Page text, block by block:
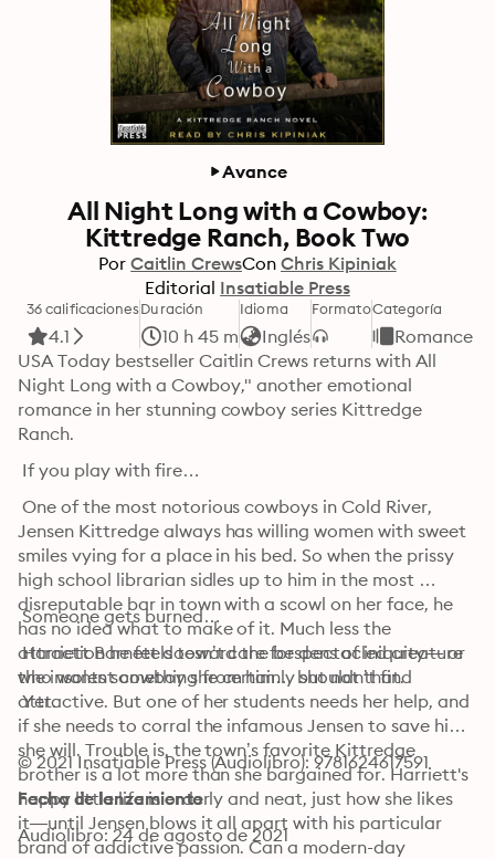
Avance
All Night Long with a Cowboy:
Kittredge Ranch, Book Two
Por Caitlin CrewsCon Chris Kipiniak
Editorial Insatiable Press
36 calificaciones
4.1
Duración
10 h 45 m
Idioma
Inglés
FormatoCategoría
Romance
USA Today bestseller Caitlin Crews returns with All
Night Long with a Cowboy," another emotional
romance in her stunning cowboy series Kittredge
Ranch.
If you play with fire…
One of the most notorious cowboys in Cold River,
Jensen Kittredge always has willing women with sweet
smiles vying for a place in his bed. So when the prissy
high school librarian sidles up to him in the most
disreputable bar in town with a scowl on her face, he
has no idea what to make of it. Much less the
attraction he feels toward the bespectacled creature
who wants something from him… but not that.
Yet.
Someone gets burned…
Harriett Barnett doesn’t care for dens of iniquity― or
the insolent cowboy she certainly shouldn’t find
attractive. But one of her students needs her help, and
if she needs to corral the infamous Jensen to save him,
she will. Trouble is, the town’s favorite Kittredge
brother is a lot more than she bargained for. Harriett's
happy little life is orderly and neat, just how she likes
it―until Jensen blows it all apart with his particular
brand of addictive passion. Can a modern-day
© 2021 Insatiable Press (Audiolibro): 9781624617591
Fecha de lanzamiento
Audiolibro: 24 de agosto de 2021